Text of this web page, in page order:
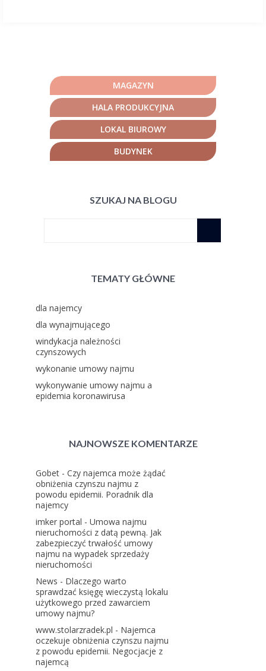
MAGAZYN
HALA PRODUKCYJNA
LOKAL BIUROWY
BUDYNEK
SZUKAJ NA BLOGU
TEMATY GŁÓWNE
dla najemcy
dla wynajmującego
windykacja należności
czynszowych
wykonanie umowy najmu
wykonywanie umowy najmu a
epidemia koronawirusa
NAJNOWSZE KOMENTARZE
Gobet - Czy najemca może żądać
obniżenia czynszu najmu z
powodu epidemii. Poradnik dla
najemcy
imker portal - Umowa najmu
nieruchomości z datą pewną. Jak
zabezpieczyć trwałość umowy
najmu na wypadek sprzedaży
nieruchomości
News - Dlaczego warto
sprawdzać księgę wieczystą lokalu
użytkowego przed zawarciem
umowy najmu?
www.stolarzradek.pl - Najemca
oczekuje obniżenia czynszu najmu
z powodu epidemii. Negocjacje z
najemcą